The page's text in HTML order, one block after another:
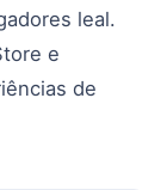
leal.
e
de